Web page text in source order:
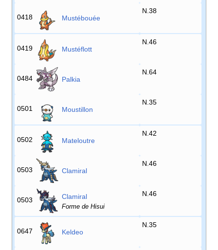
0418 Mustébouée
N.38
0419 Mustéflott
N.46
0484 Palkia
N.64
0501 Moustillon
N.35
0502 Mateloutre
N.42
0503 Clamiral
N.46
0503 Clamiral
Forme de Hisui
N.46
0647 Keldeo
N.35